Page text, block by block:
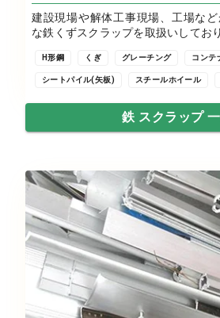
建設現場や解体工事現場、工場な
な鉄くずスクラップを取扱いしてお
H形鋼 くぎ グレーチング コンテ
シートパイル(矢板) スチールホイール
鉄 スクラップ